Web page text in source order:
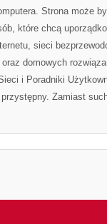
Strona może
które chcą
sieci
domowych
i Poradniki
Zamiast